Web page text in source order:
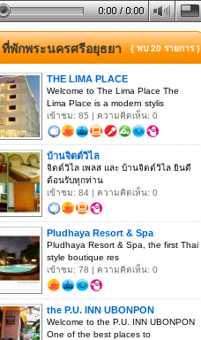
ที่พักพระนครศรีอยุธยา { พบ 20 รายการ }
THE LIMA PLACE
Welcome to The Lima Place The
Lima Place is a modern stylis
เข้าชม: 85 | ความคิดเห็น: 0
บ้านจิตต์วิไล
จิตต์วิไล เพลส และ บ้านจิตต์วิไล ยินดี
ต้อนรับทุกท่าน
เข้าชม: 84 | ความคิดเห็น: 0
Pludhaya Resort & Spa
Pludhaya Resort & Spa, the first Thai
style boutique res
เข้าชม: 78 | ความคิดเห็น: 0
the P.U. INN UBONPON
Welcome to the P.U. INN UBONPON
One of the best places to